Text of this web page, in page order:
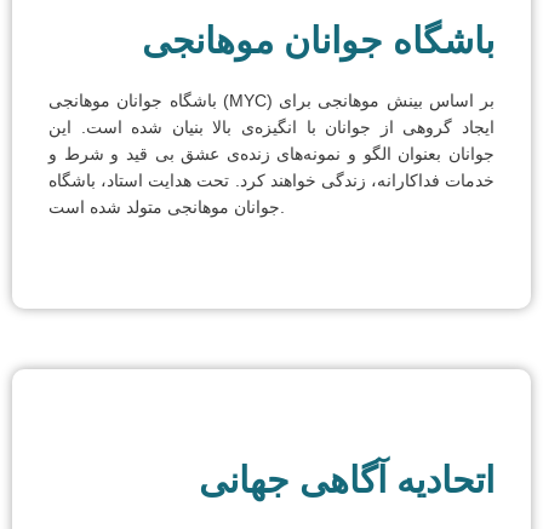
باشگاه جوانان موهانجی
باشگاه جوانان موهانجی (MYC) بر اساس بینش موهانجی برای
ایجاد گروهی از جوانان با انگیزه‌ی بالا بنیان شده است. این
جوانان بعنوان الگو و نمونه‌های زنده‌ی عشق بی قید و شرط و
خدمات فداکارانه، زندگی خواهند کرد. تحت هدایت استاد، باشگاه
اتحادیه آگاهی جهانی